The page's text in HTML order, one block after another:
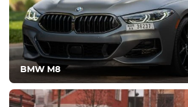
BMW M8